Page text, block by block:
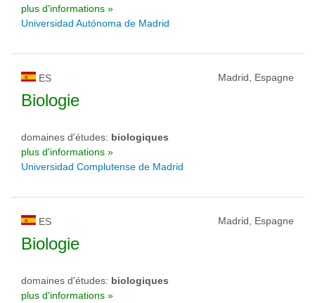
plus d'informations »
Universidad Autónoma de Madrid
ES Madrid, Espagne
Biologie
domaines d'études: biologiques
plus d'informations »
Universidad Complutense de Madrid
ES Madrid, Espagne
Biologie
domaines d'études: biologiques
plus d'informations »